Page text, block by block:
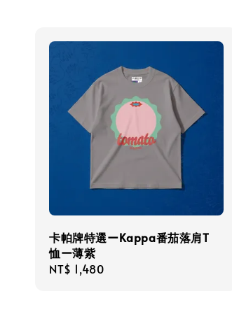
卡帕牌特選ーKappa番茄落肩T
恤ー薄紫
Regular
NT$ 1,480